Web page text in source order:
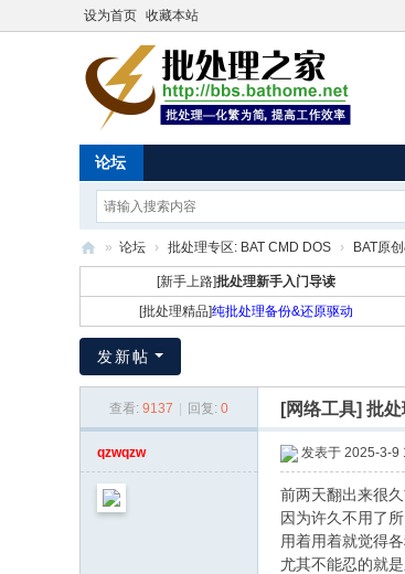
设为首页 收藏本站
论坛
理
之
» 论坛 › 批处理专区: BAT CMD DOS › BAT原
[新手上路]批处理新手入门导读
[批处理精品]纯批处理备份&还原驱动
发新帖
查看: 9137 回复: 0 [网络工具] 批处
qzwqzw 发表于 2025-3-9
前两天翻出来很
因为许久不用了
用着用着就觉得
尤其不能忍的就